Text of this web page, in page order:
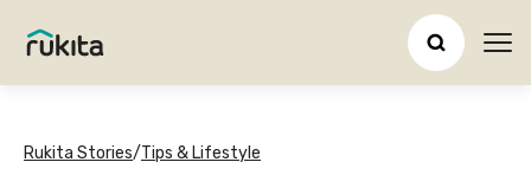
Rukita Stories/Tips & Lifestyle